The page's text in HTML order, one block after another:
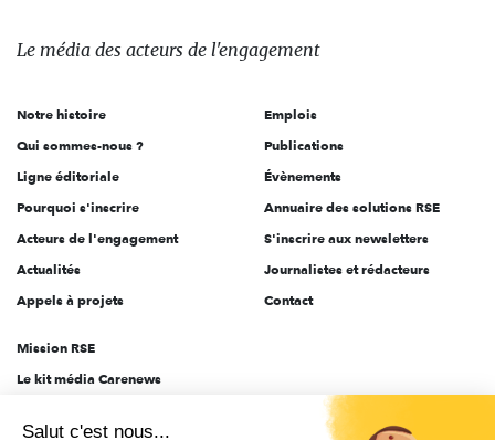
des
l'engagement
Le média des acteurs de l'engagement
Notre histoire
Qui sommes-nous ?
Ligne éditoriale
Pourquoi s'inscrire
Acteurs de l'engagement
Actualités
Appels à projets
Emplois
Publications
Évènements
Annuaire des solutions RSE
S'inscrire aux newsletters
Journalistes et rédacteurs
Contact
Mission RSE
Le kit média Carenews
Salut c'est nous...